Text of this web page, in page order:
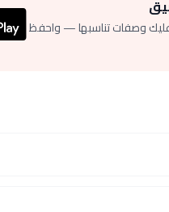
وصفات تناسبها — واحفظ